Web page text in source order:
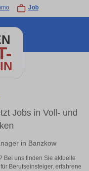
Job
Jobs in Voll- und
in Banzkow
Bei uns finden Sie aktuelle
Berufseinsteiger, erfahrene